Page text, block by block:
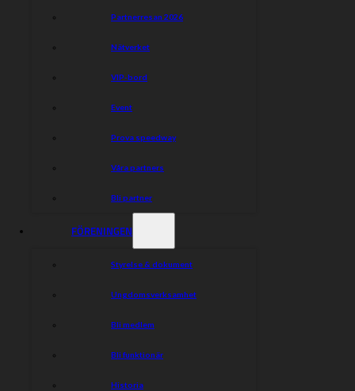
Partnerresan 2026
Nätverket
VIP-bord
Event
Prova speedway
Våra partners
Bli partner
FÖRENINGEN
Styrelse & dokument
Ungdomsverksamhet
Bli medlem
Bli funktionär
Historia